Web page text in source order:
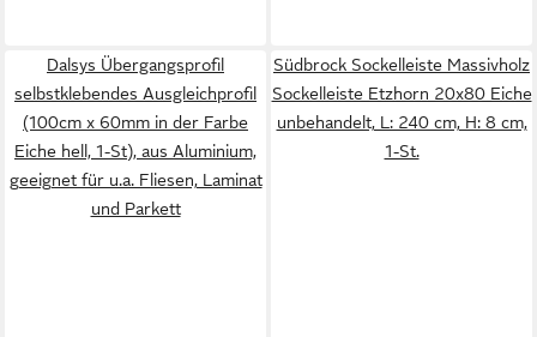
Dalsys Übergangsprofil
selbstklebendes Ausgleichprofil
(100cm x 60mm in der Farbe
Eiche hell, 1-St), aus Aluminium,
geeignet für u.a. Fliesen, Laminat
und Parkett
Südbrock Sockelleiste Massivholz
Sockelleiste Etzhorn 20x80 Eiche
unbehandelt, L: 240 cm, H: 8 cm,
1-St.